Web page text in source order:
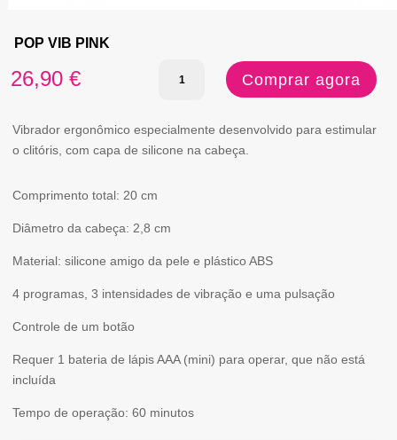
POP VIB PINK
26,90 €
Quantidade
POP
VIB
Comprar agora
Vibrador ergonômico especialmente desenvolvido para estimular
o clitóris, com capa de silicone na cabeça.
Comprimento total: 20 cm
Diâmetro da cabeça: 2,8 cm
Material: silicone amigo da pele e plástico ABS
4 programas, 3 intensidades de vibração e uma pulsação
Controle de um botão
Requer 1 bateria de lápis AAA (mini) para operar, que não está
incluída
Tempo de operação: 60 minutos